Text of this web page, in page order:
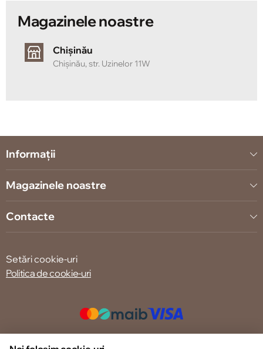
Magazinele noastre
Chișinău
Chișinău, str. Uzinelor 11W
Informații
Magazinele noastre
Contacte
Setări cookie-uri
Politica de cookie-uri
© 2013 – 2026 ECOM